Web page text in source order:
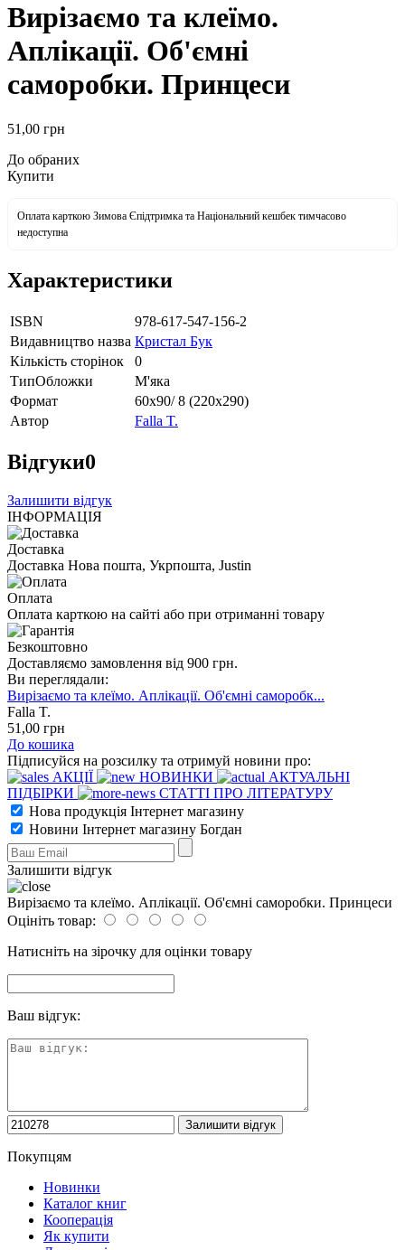
Вирізаємо та клеїмо.
Аплікації. Об'ємні
саморобки. Принцеси
51 ,00 грн
До обраних
Купити
Оплата карткою Зимова Єпідтримка та Національний кешбек тимчасово
недоступна
Характеристики
ISBN
978-617-547-156-2
Видавництво назва Кристал Бук
Кількість сторінок
0
ТипОбложки
М'яка
Формат
60х90/ 8 (220х290)
Автор
Falla T.
Відгуки0
Залишити відгук
ІНФОРМАЦІЯ
Доставка
Доставка Нова пошта, Укрпошта, Justin
Оплата
Оплата карткою на сайті або при отриманні товару
Безкоштовно
Доставляємо замовлення від 900 грн.
Ви переглядали:
Вирізаємо та клеїмо. Аплікації. Об'ємні саморобк...
Falla T.
51 ,00 грн
До кошика
Підписуйся на розсилку та отримуй новини про:
АКЦІЇ
НОВИНКИ
АКТУАЛЬНІ
ПІДБІРКИ
СТАТТІ ПРО ЛІТЕРАТУРУ
Нова продукція Інтернет магазину
Новини Інтернет магазину Богдан
Залишити відгук
Вирізаємо та клеїмо. Аплікації. Об'ємні саморобки. Принцеси
Оцініть товар:
Натисніть на зірочку для оцінки товару
Ваш відгук:
Покупцям
Новинки
Каталог книг
Кооперація
Як купити